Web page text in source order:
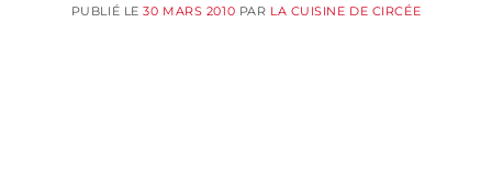
PUBLIÉ LE30 MARS 2010 PAR LA CUISINE DE CIRCÉE